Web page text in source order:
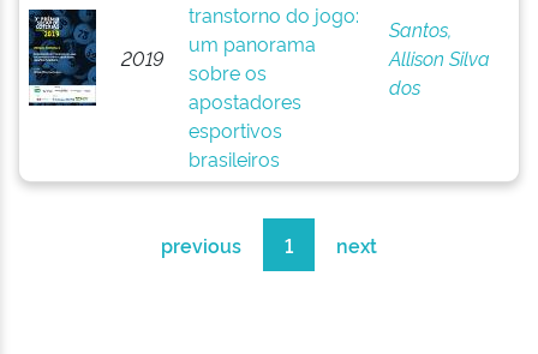
2019
transtorno do jogo:
um panorama
sobre os
apostadores
esportivos
brasileiros
Santos,
Allison Silva
dos
previous 1 next